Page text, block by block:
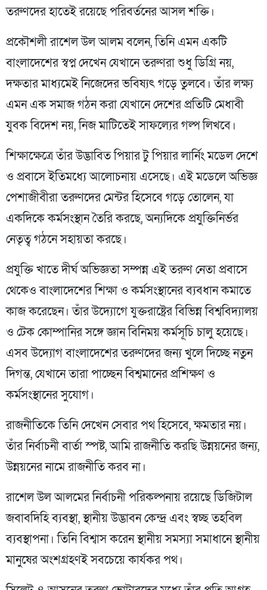
তরুণদের হাতেই রয়েছে পরিবর্তনের আসল শক্তি।
প্রকৌশলী রাশেল উল আলম বলেন, তিনি এমন একটি
বাংলাদেশের স্বপ্ন দেখেন যেখানে তরুণরা শুধু ডিগ্রি নয়,
দক্ষতার মাধ্যমেই নিজেদের ভবিষ্যৎ গড়ে তুলবে। তাঁর লক্ষ্য
এমন এক সমাজ গঠন করা যেখানে দেশের প্রতিটি মেধাবী
যুবক বিদেশ নয়, নিজ মাটিতেই সাফল্যের গল্প লিখবে।
শিক্ষাক্ষেত্রে তাঁর উদ্ভাবিত পিয়ার টু পিয়ার লার্নিং মডেল দেশে
ও প্রবাসে ইতিমধ্যে আলোচনায় এসেছে। এই মডেলে অভিজ্ঞ
পেশাজীবীরা তরুণদের মেন্টর হিসেবে গড়ে তোলেন, যা
একদিকে কর্মসংস্থান তৈরি করছে, অন্যদিকে প্রযুক্তিনির্ভর
নেতৃত্ব গঠনে সহায়তা করছে।
প্রযুক্তি খাতে দীর্ঘ অভিজ্ঞতা সম্পন্ন এই তরুণ নেতা প্রবাসে
থেকেও বাংলাদেশের শিক্ষা ও কর্মসংস্থানের ব্যবধান কমাতে
কাজ করেছেন। তাঁর উদ্যোগে যুক্তরাষ্ট্রের বিভিন্ন বিশ্ববিদ্যালয়
ও টেক কোম্পানির সঙ্গে জ্ঞান বিনিময় কর্মসূচি চালু হয়েছে।
এসব উদ্যোগ বাংলাদেশের তরুণদের জন্য খুলে দিচ্ছে নতুন
দিগন্ত, যেখানে তারা পাচ্ছেন বিশ্বমানের প্রশিক্ষণ ও
কর্মসংস্থানের সুযোগ।
রাজনীতিকে তিনি দেখেন সেবার পথ হিসেবে, ক্ষমতার নয়।
তাঁর নির্বাচনী বার্তা স্পষ্ট, আমি রাজনীতি করছি উন্নয়নের জন্য,
উন্নয়নের নামে রাজনীতি করব না।
রাশেল উল আলমের নির্বাচনী পরিকল্পনায় রয়েছে ডিজিটাল
জবাবদিহি ব্যবস্থা, স্থানীয় উদ্ভাবন কেন্দ্র এবং স্বচ্ছ তহবিল
ব্যবস্থাপনা। তিনি বিশ্বাস করেন স্থানীয় সমস্যা সমাধানে স্থানীয়
মানুষের অংশগ্রহণই সবচেয়ে কার্যকর পথ।